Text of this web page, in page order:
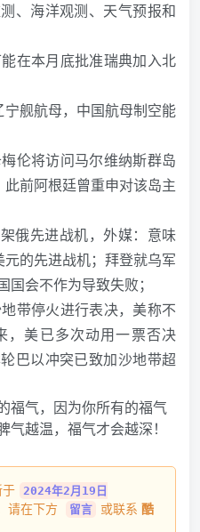
、海洋观测、天气预报和
在本月底批准瑞典加入北
舰航母，中国航母制空能
伦将访问马尔维纳斯群岛
前阿根廷曾重申对该岛主
俄先进战机，外媒：意味
的先进战机；拜登就乌军
会不作为导致失败；
带停火进行表决，美称不
，美已多次动用一票否决
巴以冲突已致加沙地带超
福气，因为你所有的福气
气越温，福气才会越深！
2024年2月19日
请在下方 留言 或联系 酷